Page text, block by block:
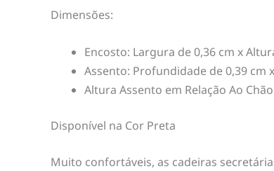
Dimensões:
Encosto: Largura de 0,36 cm x
Assento: Profundidade de 0,39 cm
Altura Assento em Relação Ao
Disponível na Cor Preta
Muito confortáveis, as cadeiras